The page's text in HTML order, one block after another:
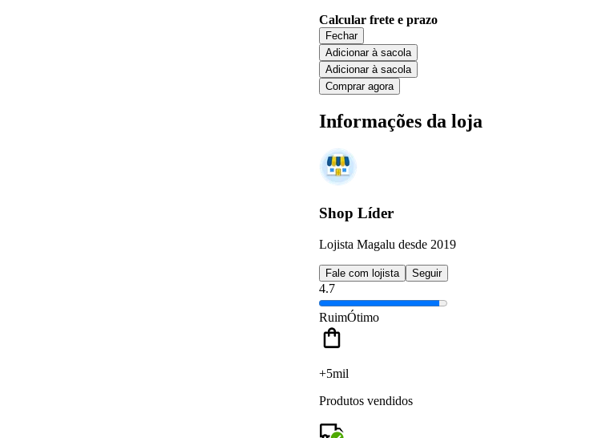
Calcular frete e prazo
Fechar
Adicionar à sacola
Adicionar à sacola
Comprar agora
Informações da loja
Shop Líder
Lojista Magalu desde 2019
Fale com lojista Seguir
4.7
RuimÓtimo
+5mil
Produtos vendidos